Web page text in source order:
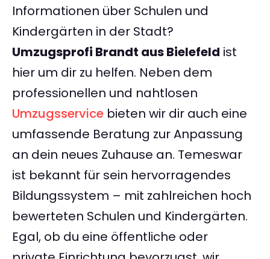
Informationen über Schulen und
Kindergärten in der Stadt?
Umzugsprofi Brandt aus Bielefeld ist
hier um dir zu helfen. Neben dem
professionellen und nahtlosen
Umzugsservice bieten wir dir auch eine
umfassende Beratung zur Anpassung
an dein neues Zuhause an. Temeswar
ist bekannt für sein hervorragendes
Bildungssystem – mit zahlreichen hoch
bewerteten Schulen und Kindergärten.
Egal, ob du eine öffentliche oder